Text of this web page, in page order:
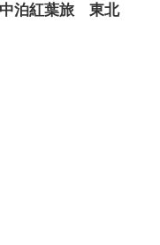
泊紅葉旅 東北